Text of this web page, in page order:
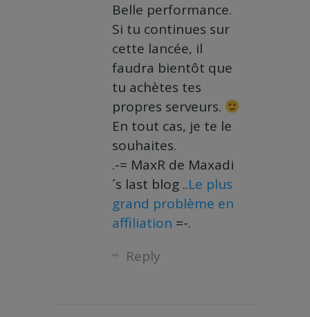
Belle performance.
Si tu continues sur
cette lancée, il
faudra bientôt que
tu achètes tes
propres serveurs.
En tout cas, je te le
souhaites.
.-= MaxR de Maxadi
´s last blog ..Le plus
grand problème en
affiliation =-.
Reply